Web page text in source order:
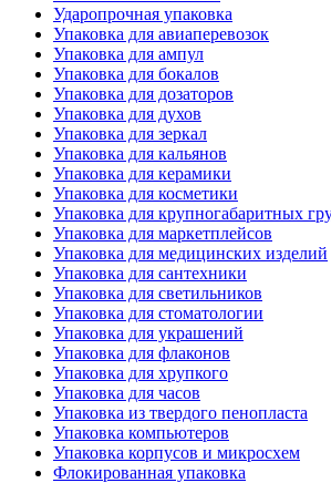
Ударопрочная упаковка
Упаковка для авиаперевозок
Упаковка для ампул
Упаковка для бокалов
Упаковка для дозаторов
Упаковка для духов
Упаковка для зеркал
Упаковка для кальянов
Упаковка для керамики
Упаковка для косметики
Упаковка для крупногабаритных
Упаковка для маркетплейсов
Упаковка для медицинских изделий
Упаковка для сантехники
Упаковка для светильников
Упаковка для стоматологии
Упаковка для украшений
Упаковка для флаконов
Упаковка для хрупкого
Упаковка для часов
Упаковка из твердого пенопласта
Упаковка компьютеров
Упаковка корпусов и микросхем
Флокированная упаковка